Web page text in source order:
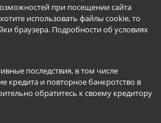
при посещении сайта
использовать файлы cookie, то
браузера. Подробности об условиях
последствия, в том числе
кредита и повторное банкротство в
обратитесь к своему кредитору